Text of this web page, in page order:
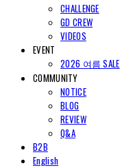
CHALLENGE
GD CREW
VIDEOS
EVENT
2026 여름 SALE
COMMUNITY
NOTICE
BLOG
REVIEW
Q&A
B2B
English